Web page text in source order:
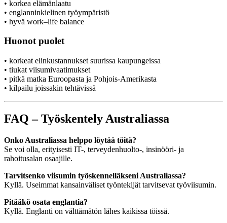
• korkea elämänlaatu
• englanninkielinen työympäristö
• hyvä work–life balance
Huonot puolet
• korkeat elinkustannukset suurissa kaupungeissa
• tiukat viisumivaatimukset
• pitkä matka Euroopasta ja Pohjois-Amerikasta
• kilpailu joissakin tehtävissä
FAQ – Työskentely Australiassa
Onko Australiassa helppo löytää töitä?
Se voi olla, erityisesti IT-, terveydenhuolto-, insinööri- ja
rahoitusalan osaajille.
Tarvitsenko viisumin työskennelläkseni Australiassa?
Kyllä. Useimmat kansainväliset työntekijät tarvitsevat työviisumin.
Pitääkö osata englantia?
Kyllä. Englanti on välttämätön lähes kaikissa töissä.